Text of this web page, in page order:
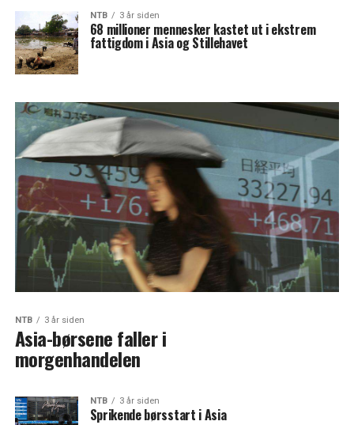
NTB 3 år siden
68 millioner mennesker kastet ut i ekstrem
fattigdom i Asia og Stillehavet
NTB 3 år siden
Asia-børsene faller i
morgenhandelen
NTB 3 år siden
Sprikende børsstart i Asia